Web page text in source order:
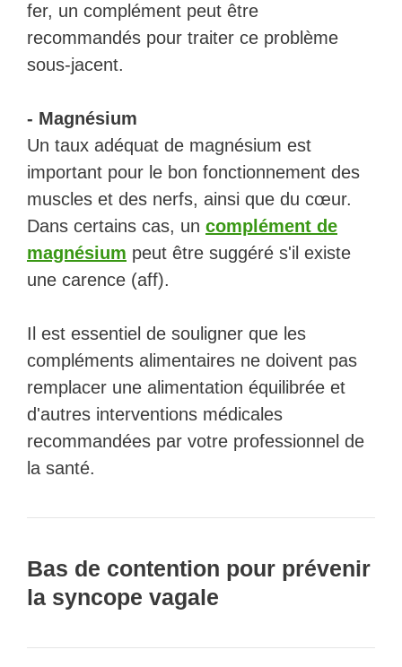
fer, un complément peut être
recommandés pour traiter ce problème
sous-jacent.
- Magnésium
Un taux adéquat de magnésium est
important pour le bon fonctionnement des
muscles et des nerfs, ainsi que du cœur.
Dans certains cas, un complément de
magnésium peut être suggéré s'il existe
une carence (aff).
Il est essentiel de souligner que les
compléments alimentaires ne doivent pas
remplacer une alimentation équilibrée et
d'autres interventions médicales
recommandées par votre professionnel de
la santé.
Bas de contention pour prévenir
la syncope vagale